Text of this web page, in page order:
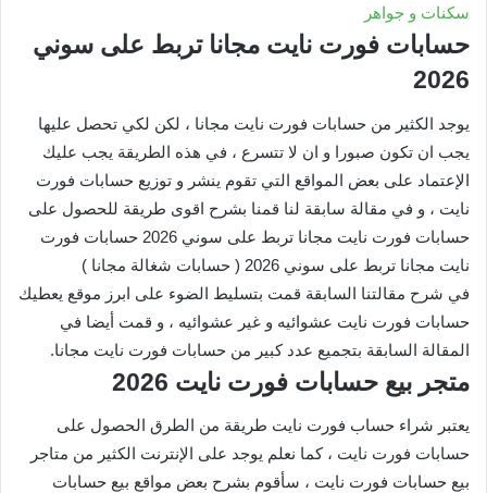
سكنات و جواهر
حسابات فورت نايت مجانا تربط على سوني
2026
يوجد الكثير من حسابات فورت نايت مجانا ، لكن لكي تحصل عليها
يجب ان تكون صبورا و ان لا تتسرع ، في هذه الطريقة يجب عليك
الإعتماد على بعض المواقع التي تقوم ينشر و توزيع حسابات فورت
نايت ، و في مقالة سابقة لنا قمنا بشرح اقوى طريقة للحصول على
حسابات فورت نايت مجانا تربط على سوني 2026 حسابات فورت
نايت مجانا تربط على سوني 2026 ( حسابات شغالة مجانا )
في شرح مقالتنا السابقة قمت بتسليط الضوء على ابرز موقع يعطيك
حسابات فورت نايت عشوائيه و غير عشوائيه ، و قمت أيضا في
المقالة السابقة بتجميع عدد كبير من حسابات فورت نايت مجانا.
متجر بيع حسابات فورت نايت 2026
يعتبر شراء حساب فورت نايت طريقة من الطرق الحصول على
حسابات فورت نايت ، كما نعلم يوجد على الإنترنت الكثير من متاجر
بيع حسابات فورت نايت ، سأقوم بشرح بعض مواقع بيع حسابات